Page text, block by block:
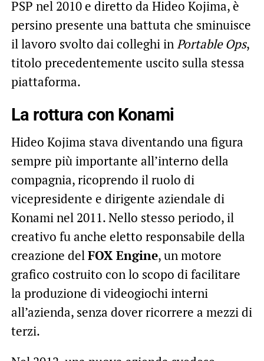
PSP nel 2010 e diretto da Hideo Kojima, è
persino presente una battuta che sminuisce
il lavoro svolto dai colleghi inPortable Ops,
titolo precedentemente uscito sulla stessa
piattaforma.
La rottura con Konami
Hideo Kojima stava diventando una figura
sempre più importante all’interno della
compagnia, ricoprendo il ruolo di
vicepresidente e dirigente aziendale di
Konami nel 2011. Nello stesso periodo, il
creativo fu anche eletto responsabile della
creazione delFOX Engine, un motore
grafico costruito con lo scopo di facilitare
la produzione di videogiochi interni
all’azienda, senza dover ricorrere a mezzi di
terzi.